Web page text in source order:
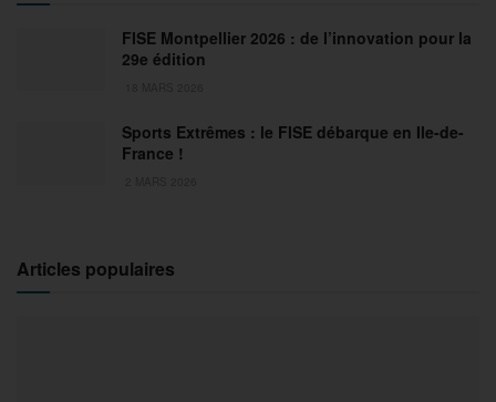
FISE Montpellier 2026 : de l’innovation pour la
29e édition
Sports Extrêmes : le FISE débarque en Ile-de-
France !
Articles populaires